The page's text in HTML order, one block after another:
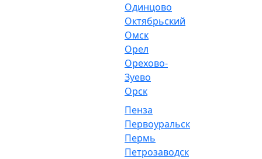
Одинцово
Октябрьский
Омск
Орел
Орехово-
Зуево
Орск
Пенза
Первоуральск
Пермь
Петрозаводск